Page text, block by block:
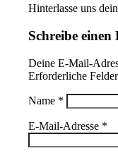
Hinterlasse uns
Schreibe
Deine E-Mail-
Erforderliche
Name *
E-Mail-Adresse *